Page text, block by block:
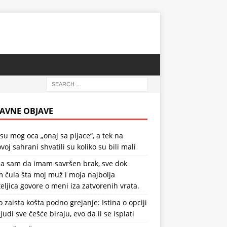
OBJAVE
mog oca „onaj sa pijace“, a tek na
sahrani shvatili su koliko su bili mali
sam da imam savršen brak, sve dok
čula šta moj muž i moja najbolja
govore o meni iza zatvorenih vrata.
zaista košta podno grejanje: Istina o opciji
sve češće biraju, evo da li se isplati